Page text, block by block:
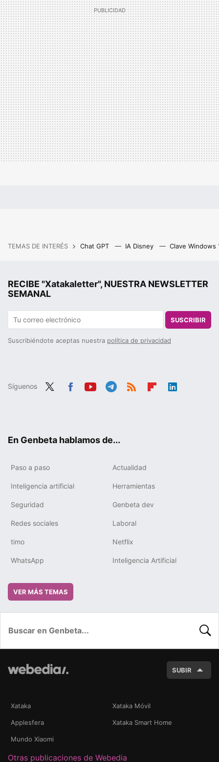
TEMAS DE INTERÉS Chat GPT IA Disney Clave Windows
RECIBE "Xatakaletter", NUESTRA NEWSLETTER
SEMANAL
SUSCRIBIR
Suscribiéndote aceptas nuestra política de privacidad
Síguenos
En Genbeta hablamos de...
Paso a paso Actualidad
Inteligencia artificial Herramientas
Seguridad Genbeta dev
Redes sociales Laboral
timo Netflix
WhatsApp Inteligencia Artificial
VER MÁS TEMAS
SUBIR
Xataka Xataka Móvil
Applesfera Xataka Smart Home
Mundo Xiaomi
Otras publicaciones de Webedia